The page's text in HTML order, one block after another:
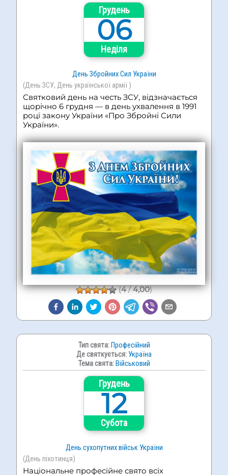
Грудень
06
Неділя
День Збройних Сил України
(День ЗСУ, День української армії )
Святковий день на честь ЗСУ, відзначається
щорічно 6 грудня — в день ухвалення в 1991
році закону України «Про Збройні Сили
України».
(4/4,00)
Тип свята:Професійний
Де святкується: Україна
Тема свята:Військовий
Грудень
12
Субота
День сухопутних військ України
(День піхотинця)
Національне професійне свято всіх